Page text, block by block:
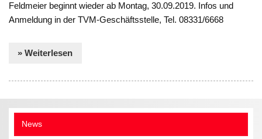
Feldmeier beginnt wieder ab Montag, 30.09.2019. Infos und
Anmeldung in der TVM-Geschäftsstelle, Tel. 08331/6668
» Weiterlesen
News